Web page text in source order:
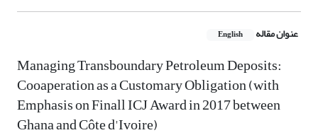
عنوان مقاله English
Managing Transboundary Petroleum Deposits:
Cooaperation as a Customary Obligation (with
Emphasis on Finall ICJ Award in 2017 between
Ghana and Côte d'Ivoire)